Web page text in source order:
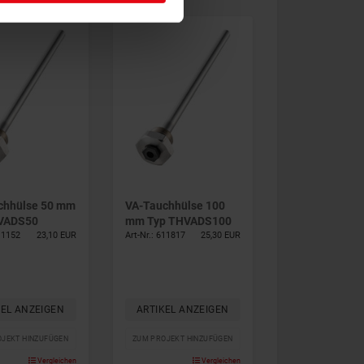
50 mm
23,10 EUR
ANZEIGEN
HINZUFÜGEN
Vergleichen
VA-Tauchhülse 100
mm Typ THVADS100
Art-Nr.: 611817 25,30 EUR
ARTIKEL ANZEIGEN
ZUM PROJEKT HINZUFÜGEN
Vergleichen